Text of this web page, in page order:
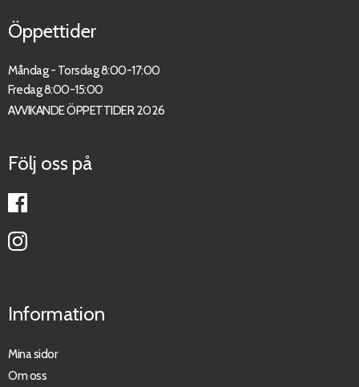
Öppettider
Måndag - Torsdag 8:00-17:00
Fredag 8:00-15:00
AVVIKANDE ÖPPETTIDER 2026
Följ oss på
Information
Mina sidor
Om oss